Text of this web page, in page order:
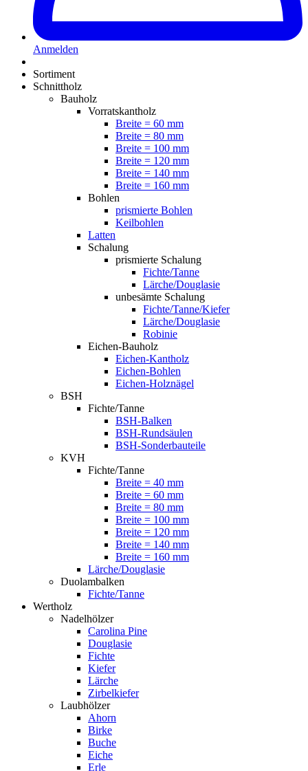
Anmelden
Sortiment
Schnittholz
Bauholz
Vorratskantholz
Breite = 60 mm
Breite = 80 mm
Breite = 100 mm
Breite = 120 mm
Breite = 140 mm
Breite = 160 mm
Bohlen
prismierte Bohlen
Keilbohlen
Latten
Schalung
prismierte Schalung
Fichte/Tanne
Lärche/Douglasie
unbesämte Schalung
Fichte/Tanne/Kiefer
Lärche/Douglasie
Robinie
Eichen-Bauholz
Eichen-Kantholz
Eichen-Bohlen
Eichen-Holznägel
BSH
Fichte/Tanne
BSH-Balken
BSH-Rundsäulen
BSH-Sonderbauteile
KVH
Fichte/Tanne
Breite = 40 mm
Breite = 60 mm
Breite = 80 mm
Breite = 100 mm
Breite = 120 mm
Breite = 140 mm
Breite = 160 mm
Lärche/Douglasie
Duolambalken
Fichte/Tanne
Wertholz
Nadelhölzer
Carolina Pine
Douglasie
Fichte
Kiefer
Lärche
Zirbelkiefer
Laubhölzer
Ahorn
Birke
Buche
Eiche
Erle